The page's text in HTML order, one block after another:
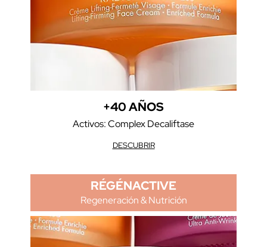
+40 AÑOS
Activos: Complex Decaliftase
DESCUBRIR
RÉGÉNACTIVE
Regeneración & Nutrición